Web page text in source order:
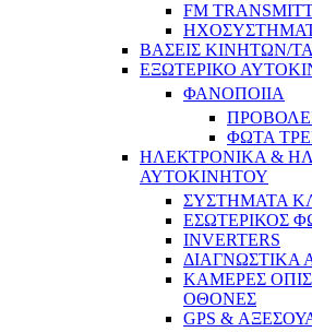
FM
ΒΑΣΕΙΣ ΚΙΝΗΤΩΝ/
ΕΞΩΤΕΡΙΚΟ
ΦΑΝΟΠΟΙΙΑ
ΦΩΤΑ
ΗΛΕΚΤΡΟΝΙΚΑ &
ΑΥΤΟΚΙΝΗΤΟΥ
ΣΥΣΤΗΜΑΤΑ
ΕΣΩΤΕΡΙΚΟΣ
INVERTERS
ΔΙΑΓΝΩΣΤΙΚΑ
ΚΑΜΕΡΕΣ
ΟΘΟΝΕΣ
GPS &